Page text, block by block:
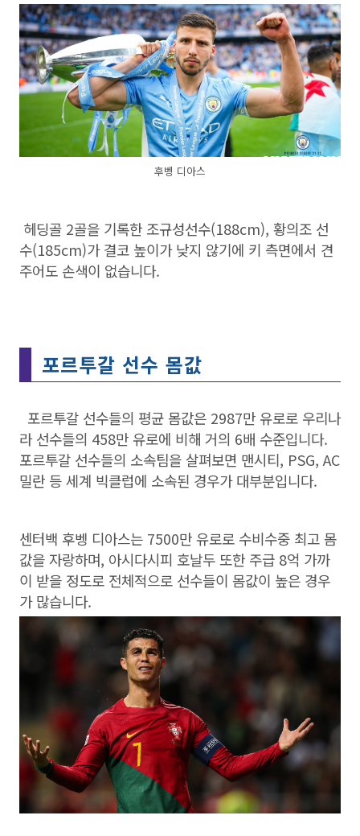
후벵 디아스
헤딩골 2골을 기록한 조규성선수(188cm), 황의조 선
수(185cm)가 결코 높이가 낮지 않기에 키 측면에서 견
주어도 손색이 없습니다.
포르투갈 선수 몸값
포르투갈 선수들의 평균 몸값은 2987만 유로로 우리나
라 선수들의 458만 유로에 비해 거의 6배 수준입니다.
포르투갈 선수들의 소속팀을 살펴보면 맨시티, PSG, AC
밀란 등 세계 빅클럽에 소속된 경우가 대부분입니다.
센터백 후벵 디아스는 7500만 유로로 수비수중 최고 몸
값을 자랑하며, 아시다시피 호날두 또한 주급 8억 가까
이 받을 정도로 전체적으로 선수들이 몸값이 높은 경우
가 많습니다.